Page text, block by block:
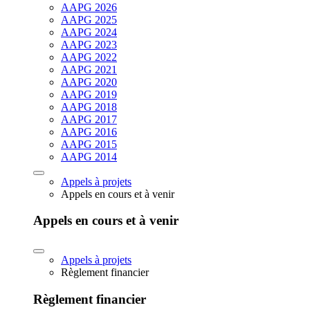
AAPG 2026
AAPG 2025
AAPG 2024
AAPG 2023
AAPG 2022
AAPG 2021
AAPG 2020
AAPG 2019
AAPG 2018
AAPG 2017
AAPG 2016
AAPG 2015
AAPG 2014
Appels à projets
Appels en cours et à venir
Appels en cours et à venir
Appels à projets
Règlement financier
Règlement financier